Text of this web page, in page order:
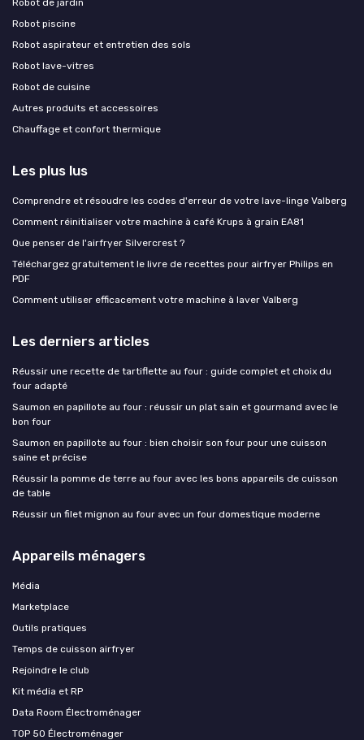
Robot piscine
Robot aspirateur et entretien des sols
Robot lave-vitres
Robot de cuisine
Autres produits et accessoires
Chauffage et confort thermique
Les plus lus
Comprendre et résoudre les codes d'erreur de votre lave-linge Valberg
Comment réinitialiser votre machine à café Krups à grain EA81
Que penser de l'airfryer Silvercrest ?
Téléchargez gratuitement le livre de recettes pour airfryer Philips en
PDF
Comment utiliser efficacement votre machine à laver Valberg
Les derniers articles
Réussir une recette de tartiflette au four : guide complet et choix du
four adapté
Saumon en papillote au four : réussir un plat sain et gourmand avec le
bon four
Saumon en papillote au four : bien choisir son four pour une cuisson
saine et précise
Réussir la pomme de terre au four avec les bons appareils de cuisson
de table
Réussir un filet mignon au four avec un four domestique moderne
Appareils ménagers
Média
Marketplace
Outils pratiques
Temps de cuisson airfryer
Rejoindre le club
Kit média et RP
Data Room Électroménager
TOP 50 Électroménager